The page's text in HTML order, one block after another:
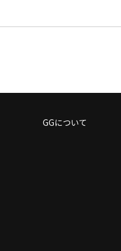
GGについて